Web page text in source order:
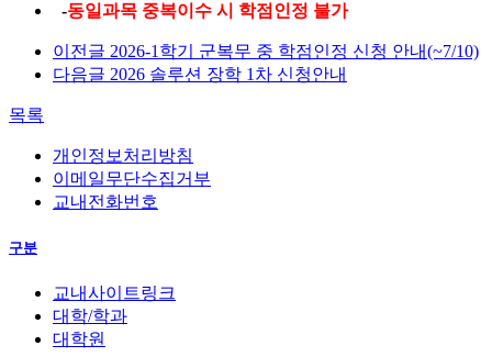
-동일과목 중복이수 시 학점인정 불가
이전글 2026-1학기 군복무 중 학점인정 신청 안내(~7/10)
다음글 2026 솔루션 장학 1차 신청안내
목록
개인정보처리방침
이메일무단수집거부
교내전화번호
구분
교내사이트링크
대학/학과
대학원